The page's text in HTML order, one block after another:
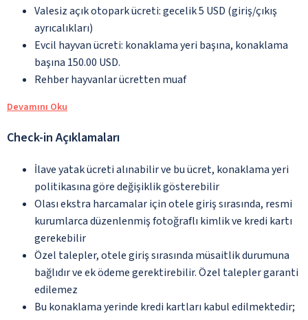
Valesiz açık otopark ücreti: gecelik 5 USD (giriş/çıkış
ayrıcalıkları)
Evcil hayvan ücreti: konaklama yeri başına, konaklama
başına 150.00 USD.
Rehber hayvanlar ücretten muaf
Devamını Oku
Check-in Açıklamaları
İlave yatak ücreti alınabilir ve bu ücret, konaklama yeri
politikasına göre değişiklik gösterebilir
Olası ekstra harcamalar için otele giriş sırasında, resmi
kurumlarca düzenlenmiş fotoğraflı kimlik ve kredi kartı
gerekebilir
Özel talepler, otele giriş sırasında müsaitlik durumuna
bağlıdır ve ek ödeme gerektirebilir. Özel talepler garanti
edilemez
Bu konaklama yerinde kredi kartları kabul edilmektedir;